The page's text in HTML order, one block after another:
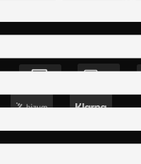
Copyright © 2023 Skpro,